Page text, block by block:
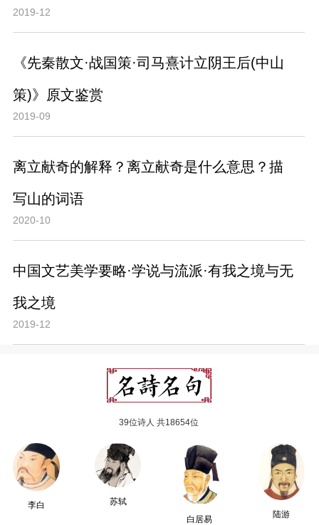
2019-12
《先秦散文·战国策·司马熹计立阴王后(中山
策)》原文鉴赏
2019-09
离立献奇的解释？离立献奇是什么意思？描
写山的词语
2020-10
中国文艺美学要略·学说与流派·有我之境与无
我之境
2019-12
39位诗人 共18654位
李白
苏轼
白居易
陆游